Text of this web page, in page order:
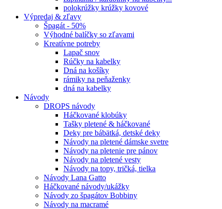
polokrúžky krúžky kovové
Výpredaj & zľavy
Špagát - 50%
Výhodné balíčky so zľavami
Kreatívne potreby
Lapač snov
Rúčky na kabelky
Dná na košíky
rámiky na peňaženky
dná na kabelky
Návody
DROPS návody
Háčkované klobúky
Tašky pletené & háčkované
Deky pre bábätká, detské deky
Návody na pletené dámske svetre
Návody na pletenie pre pánov
Návody na pletené vesty
Návody na topy, tričká, tielka
Návody Lana Gatto
Háčkované návody/ukážky
Návody zo špagátov Bobbiny
Návody na macramé